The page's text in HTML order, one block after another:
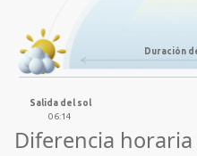
Duración
Salida del sol
06:14
Diferencia horaria